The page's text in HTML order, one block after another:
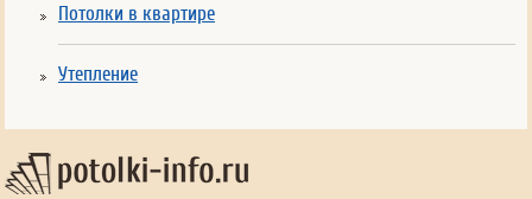
Потолки в квартире
Утепление